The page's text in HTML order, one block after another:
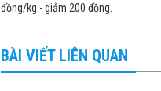
đồng/kg - giảm 200 đồng.
BÀI VIẾT LIÊN QUAN